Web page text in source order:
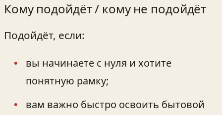
Кому подойдёт / кому не подойдёт
Подойдёт, если:
вы начинаете с нуля и хотите
понятную рамку;
вам важно быстро освоить бытовой